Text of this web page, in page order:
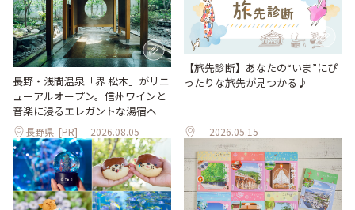
長野・浅間温泉「界 松本」がリニ
ューアルオープン。信州ワインと
音楽に浸るエレガントな湯宿へ
長野県 [PR] 2026.08.05
【旅先診断】あなたの“いま”にぴ
ったりな旅先が見つかる♪
2026.05.15